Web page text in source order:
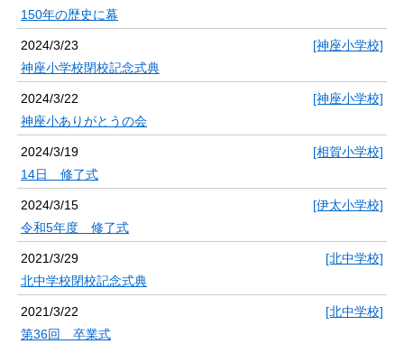
150年の歴史に幕
2024/3/23
[神座小学校]
神座小学校閉校記念式典
2024/3/22
[神座小学校]
神座小ありがとうの会
2024/3/19
[相賀小学校]
14日 修了式
2024/3/15
[伊太小学校]
令和5年度 修了式
2021/3/29
[北中学校]
北中学校閉校記念式典
2021/3/22
[北中学校]
第36回 卒業式